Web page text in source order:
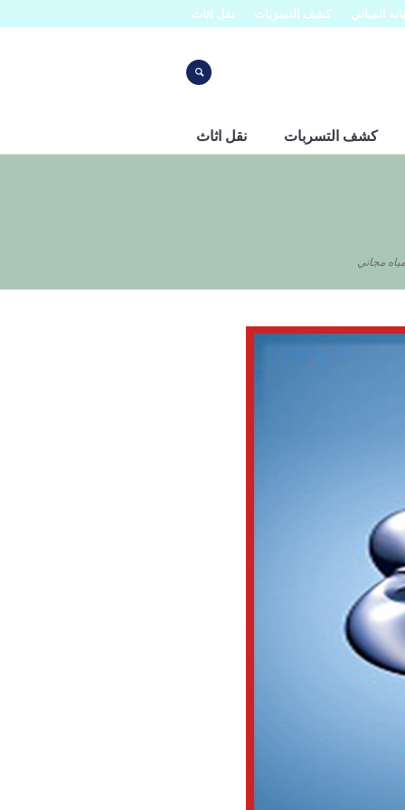
المباني كشف التسربات نقل اثاث
كشف التسربات نقل اثاث
مجاني